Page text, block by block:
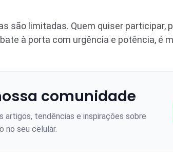
são limitadas. Quem quiser participar,
à porta com urgência e potência, é
comunidade
artigos, tendências e inspirações sobre
no seu celular.